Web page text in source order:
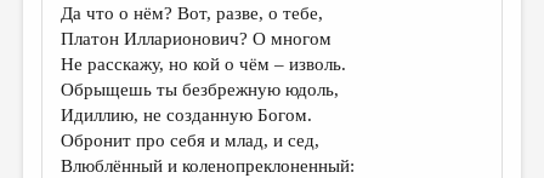
Да что о нём? Вот, разве, о тебе,
Платон Илларионович? О многом
Не расскажу, но кой о чём – изволь.
Обрыщешь ты безбрежную юдоль,
Идиллию, не созданную Богом.
Обронит про себя и млад, и сед,
Влюблённый и коленопреклоненный: